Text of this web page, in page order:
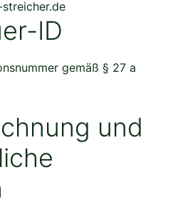
ID
gemäß § 27 a
und